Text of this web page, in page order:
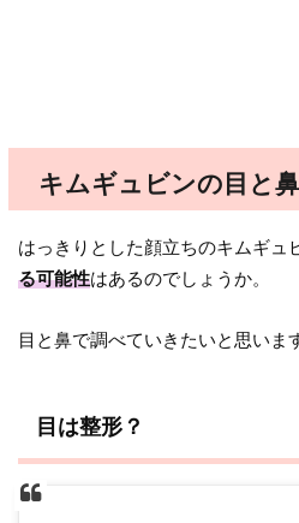
キムギュビンの目と
はっきりとした顔立ちのキムギュ
る可能性はあるのでしょうか。
目と鼻で調べていきたいと思いま
目は整形？